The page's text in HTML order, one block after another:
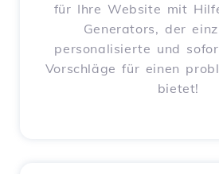
für Ihre Website mit
Generators, der
personalisierte und
Vorschläge für einen
bietet!